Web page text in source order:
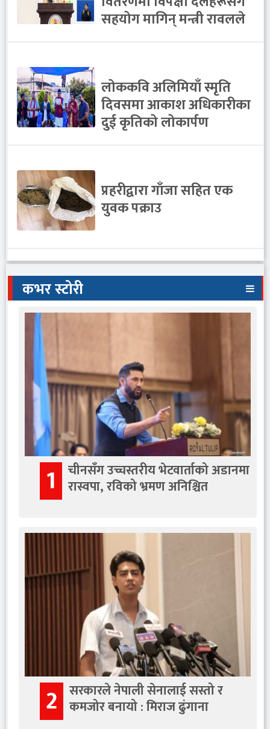
सहयोग मागिन् मन्त्री रावलले
लोककवि अलिमियाँ स्मृति
दिवसमा आकाश अधिकारीका
दुई कृतिको लोकार्पण
प्रहरीद्वारा गाँजा सहित एक
युवक पक्राउ
कभर स्टोरी
1 चीनसँग उच्चस्तरीय भेटवार्ताको अडानमा
रास्वपा, रविको भ्रमण अनिश्चित
2 सरकारले नेपाली सेनालाई सस्तो र
कमजोर बनायो : मिराज ढुंगाना